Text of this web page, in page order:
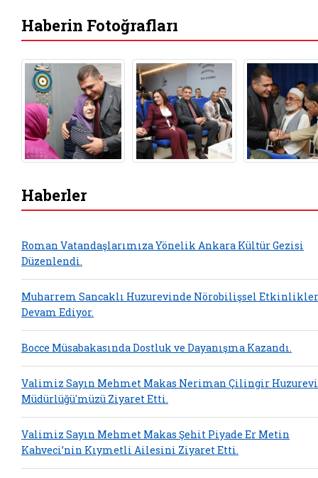
Haberin Fotoğrafları
Haberler
Roman Vatandaşlarımıza Yönelik Ankara Kültür Gezisi
Düzenlendi.
Muharrem Sancaklı Huzurevinde Nörobilişsel Etkinlikler
Devam Ediyor.
Bocce Müsabakasında Dostluk ve Dayanışma Kazandı.
Valimiz Sayın Mehmet Makas Neriman Çilingir Huzurevi
Müdürlüğü'müzü Ziyaret Etti.
Valimiz Sayın Mehmet Makas Şehit Piyade Er Metin
Kahveci’nin Kıymetli Ailesini Ziyaret Etti.